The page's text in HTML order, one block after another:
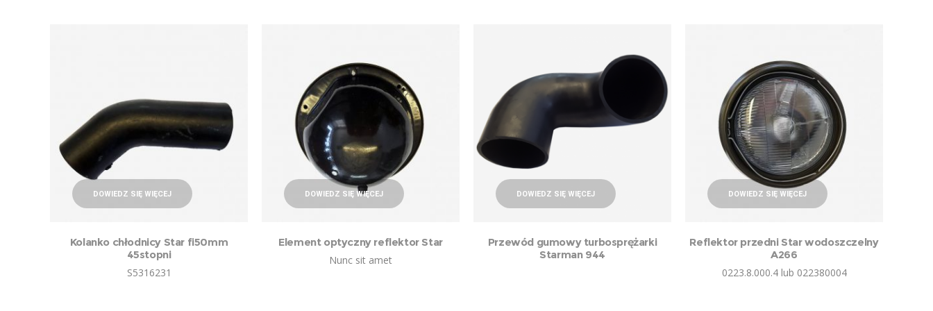
DOWIEDZ SIĘ WIĘCEJ
Kolanko chłodnicy Star fi50mm
45stopni
S5316231
DOWIEDZ SIĘ WIĘCEJ
Element optyczny reflektor Star
Nunc sit amet
DOWIEDZ SIĘ WIĘCEJ
Przewód gumowy turbosprężarki
Starman 944
DOWIEDZ SIĘ WIĘCEJ
Reflektor przedni Star wodoszczelny
A266
0223.8.000.4 lub 022380004